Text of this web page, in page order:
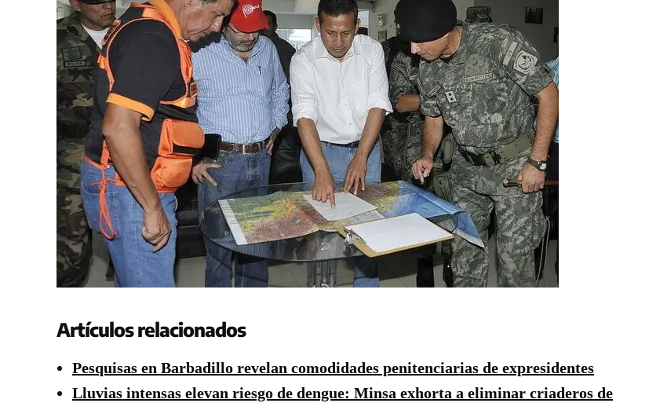
Artículos relacionados
Pesquisas en Barbadillo revelan comodidades penitenciarias de expresidentes
Lluvias intensas elevan riesgo de dengue: Minsa exhorta a eliminar criaderos de